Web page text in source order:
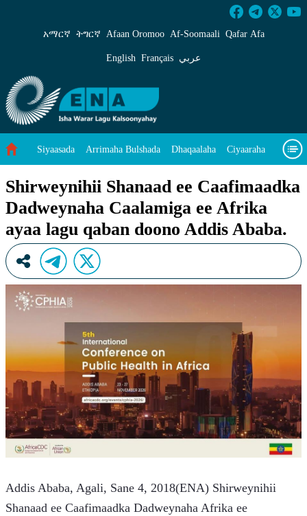
Shirweynihii Shanaad ee Caafimaadka
አማርኛ ትግርኛ Afaan Oromoo Af‑Soomaali Qafar Afa
English Français عربي
Siyaasada Arrimaha Bulshada Dhaqaalaha Ciyaaraha
Wararka Caalamka Qodobada Tilmaamaha Muuqaalo
Arrimaheena
Shirweynihii Shanaad ee Caafimaadka
Dadweynaha Caalamiga ee Afrika
ayaa lagu qaban doono Addis Ababa.
Addis Ababa, Agali, Sane 4, 2018(ENA) Shirweynihii
Shanaad ee Caafimaadka Dadweynaha Afrika ee